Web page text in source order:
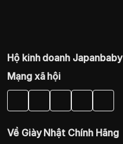
Hộ kinh doanh Japanbaby
Mạng xã hội
Về Giày Nhật Chính Hãng